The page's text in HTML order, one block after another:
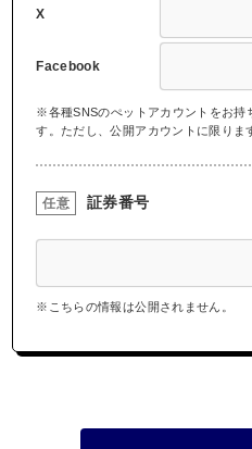
X
Facebook
※各種SNSのぺットアカウントをお持
す。ただし、公開アカウントに限りま
任意 証券番号
※こちらの情報は公開されません。